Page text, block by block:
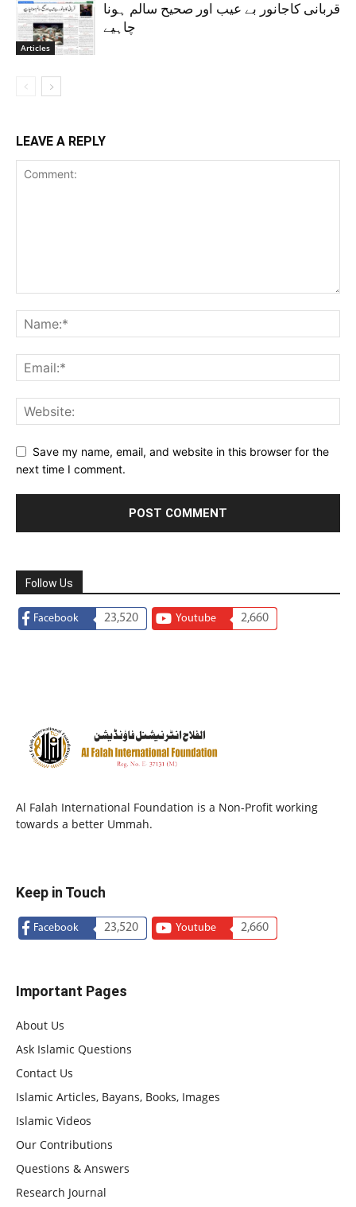
Articles
قربانی کاجانور بے عیب اور صحیح سالم ہونا
چاہیے
LEAVE A REPLY
Save my name, email, and website in this browser for the
next time I comment.
Follow Us
Facebook 23,520 Youtube 2,660
Al Falah International Foundation is a Non-Profit working
towards a better Ummah.
Keep in Touch
Facebook 23,520 Youtube 2,660
Important Pages
About Us
Ask Islamic Questions
Contact Us
Islamic Articles, Bayans, Books, Images
Islamic Videos
Our Contributions
Questions & Answers
Research Journal